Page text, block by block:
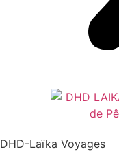
DHD-Laïka Voyages